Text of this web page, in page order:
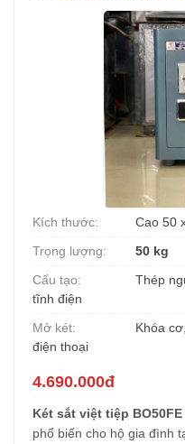
Kích thước:
Cao 50
Trọng lượng:
50 kg
Cấu tạo:
Thép
tĩnh điện
Mở két:
Khóa
điện thoại
4.690.000đ
Két sắt việt tiệp
phổ biến cho hộ gia đình